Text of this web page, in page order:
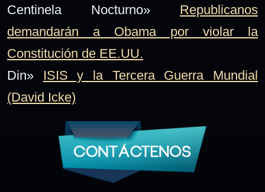
Centinela Nocturno» Republicanos
demandarán a Obama por violar la
Constitución de EE.UU.
Din» ISIS y la Tercera Guerra Mundial
(David Icke)